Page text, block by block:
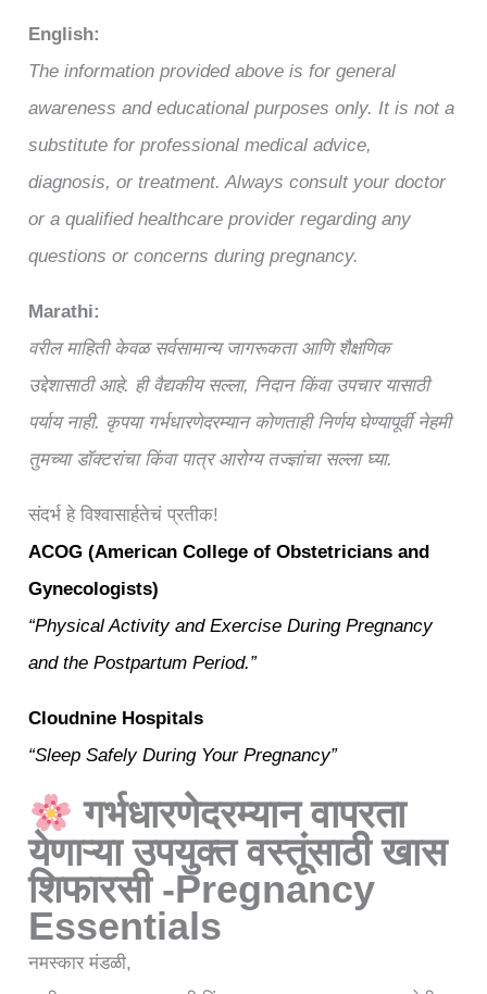
English:
The information provided above is for general
awareness and educational purposes only. It is not a
substitute for professional medical advice,
diagnosis, or treatment. Always consult your doctor
or a qualified healthcare provider regarding any
questions or concerns during pregnancy.
Marathi:
वरील माहिती केवळ सर्वसामान्य जागरूकता आणि शैक्षणिक
उद्देशासाठी आहे. ही वैद्यकीय सल्ला, निदान किंवा उपचार यासाठी
पर्याय नाही. कृपया गर्भधारणेदरम्यान कोणताही निर्णय घेण्यापूर्वी नेहमी
तुमच्या डॉक्टरांचा किंवा पात्र आरोग्य तज्ज्ञांचा सल्ला घ्या.
संदर्भ हे विश्वासार्हतेचं प्रतीक!
ACOG (American College of Obstetricians and
Gynecologists)
“Physical Activity and Exercise During Pregnancy
and the Postpartum Period.”
Cloudnine Hospitals
“Sleep Safely During Your Pregnancy”
गर्भधारणेदरम्यान वापरता
येणाऱ्या उपयुक्त वस्तूंसाठी खास
शिफारसी -Pregnancy
Essentials
नमस्कार मंडळी,